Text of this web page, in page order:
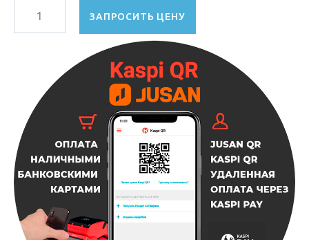
ЗАПРОСИТЬ ЦЕНУ